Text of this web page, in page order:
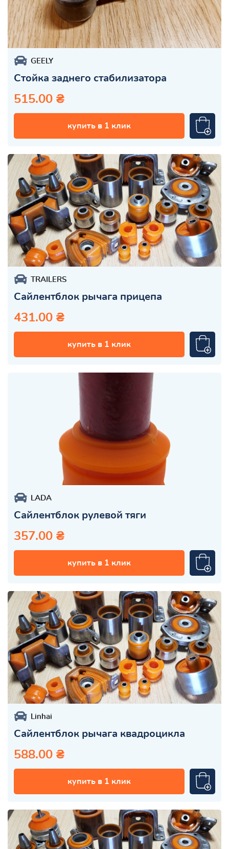
GEELY
Стойка заднего стабилизатора
515.00 ₴
купить в 1 клик
TRAILERS
Сайлентблок рычага прицепа
431.00 ₴
купить в 1 клик
LADA
Сайлентблок рулевой тяги
357.00 ₴
купить в 1 клик
Linhai
Сайлентблок рычага квадроцикла
588.00 ₴
купить в 1 клик